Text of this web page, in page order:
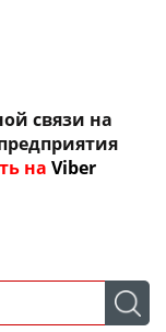
связи на
на Viber